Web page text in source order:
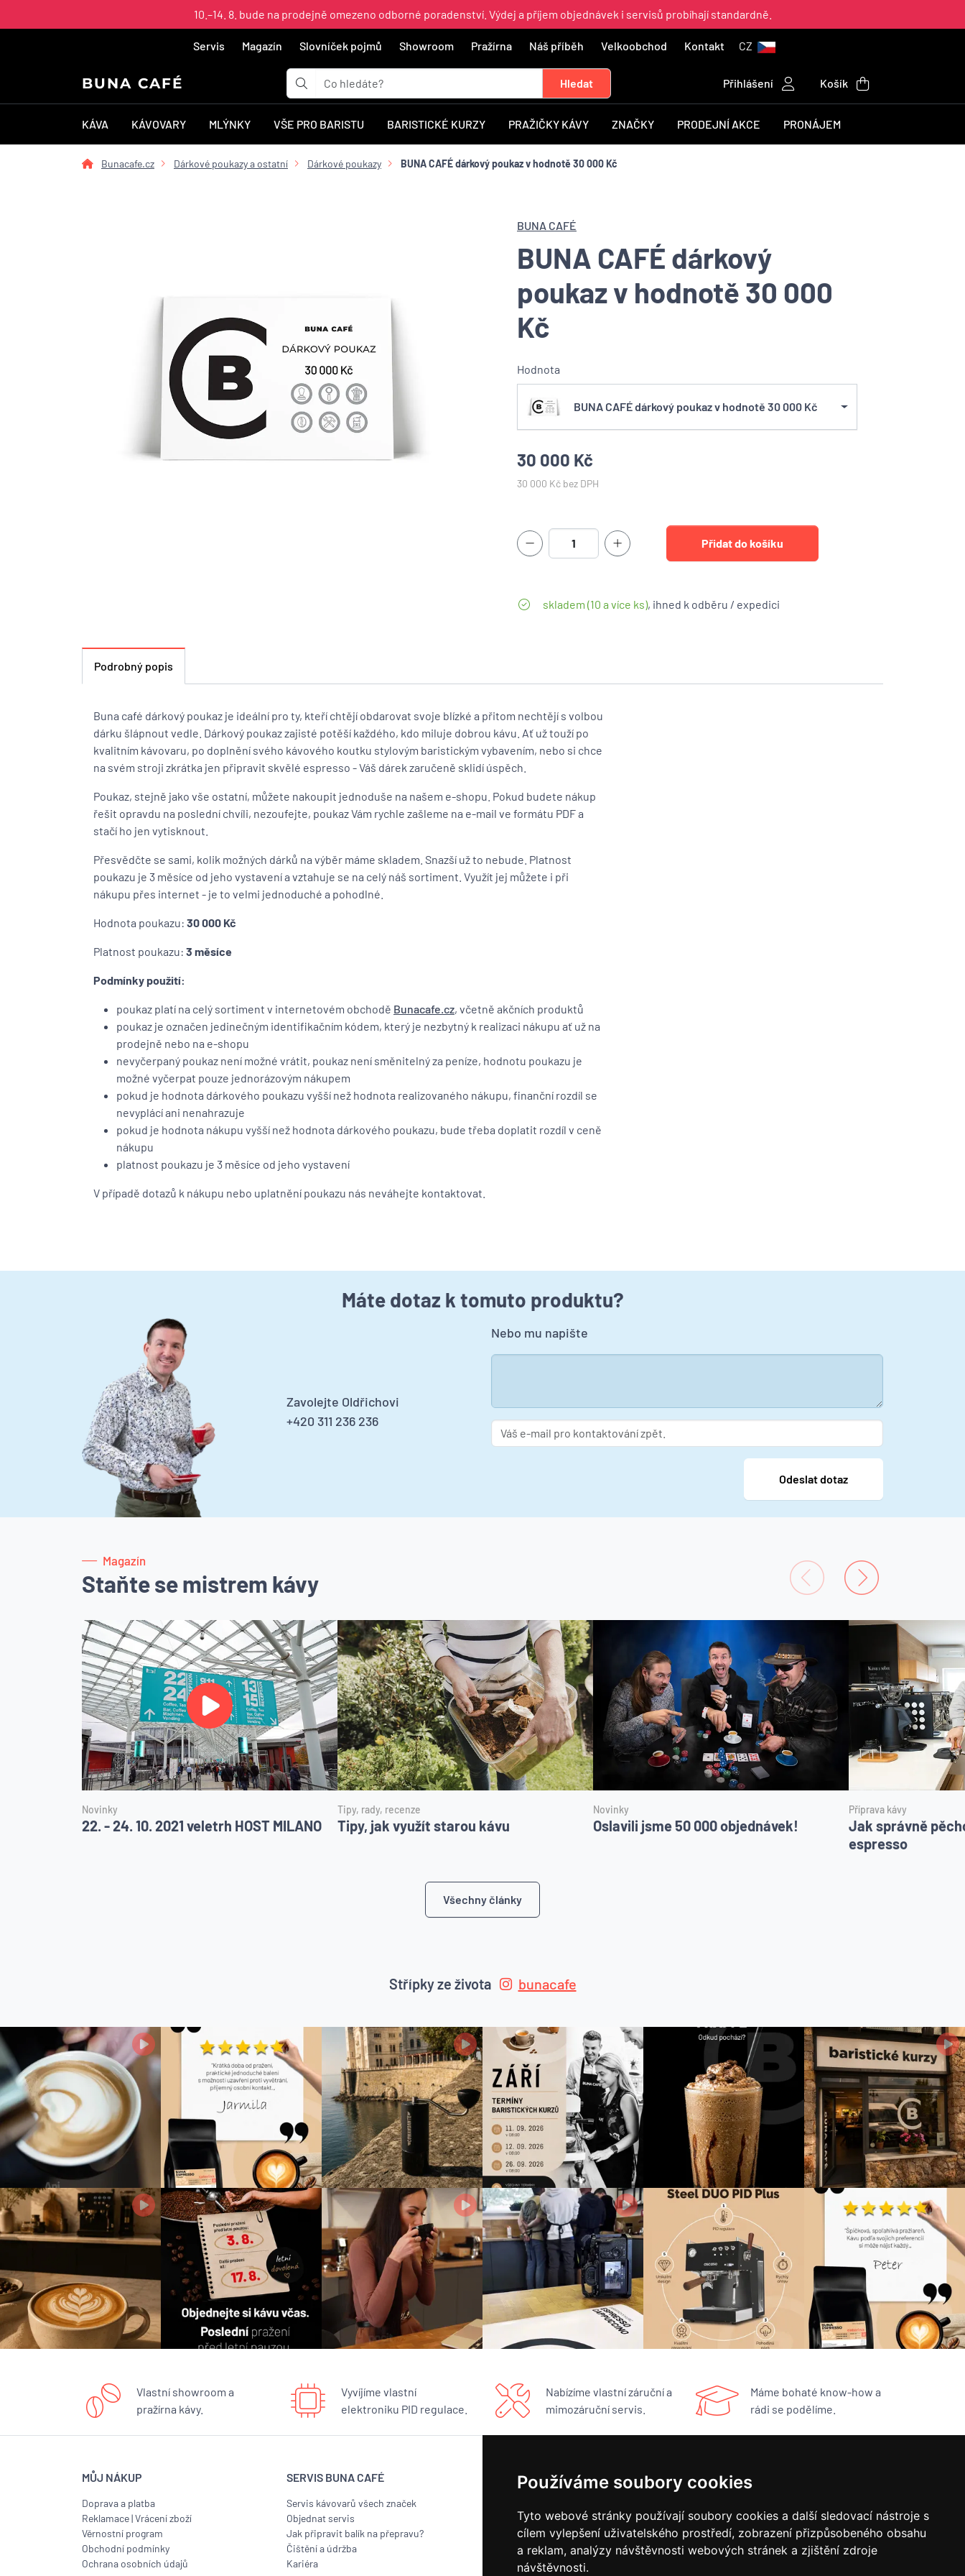
Používáme soubory cookies
Tyto webové stránky používají soubory cookies a další sledovací nástroje s
cílem vylepšení uživatelského prostředí, zobrazení přizpůsobeného obsahu
a reklam, analýzy návštěvnosti webových stránek a zjištění zdroje
návštěvnosti.
10.–14. 8. bude na prodejně omezeno odborné poradenství. Výdej a příjem objednávek i servisů probíhají standardně.
Servis Magazín Slovníček pojmů Showroom Pražírna Náš příběh Velkoobchod Kontakt CZ
BUNA CAFÉ Přihlášení Košík
KÁVA KÁVOVARY MLÝNKY VŠE PRO BARISTU BARISTICKÉ KURZY PRAŽIČKY KÁVY ZNAČKY PRODEJNÍ AKCE PRONÁJEM
Bunacafe.cz Dárkové poukazy a ostatní Dárkové poukazy BUNA CAFÉ dárkový poukaz v hodnotě 30 000 Kč
BUNA CAFÉ
BUNA CAFÉ dárkový
poukaz v hodnotě 30 000
Kč
Hodnota
BUNA CAFÉ dárkový poukaz v hodnotě 30 000 Kč
30 000 Kč
30 000 Kč bez DPH
skladem (10 a více ks), ihned k odběru / expedici
Podrobný popis
Buna café dárkový poukaz je ideální pro ty, kteří chtějí obdarovat svoje blízké a přitom nechtějí s volbou
dárku šlápnout vedle. Dárkový poukaz zajisté potěší každého, kdo miluje dobrou kávu. Ať už touží po
kvalitním kávovaru, po doplnění svého kávového koutku stylovým baristickým vybavením, nebo si chce
na svém stroji zkrátka jen připravit skvělé espresso - Váš dárek zaručeně sklidí úspěch.
Poukaz, stejně jako vše ostatní, můžete nakoupit jednoduše na našem e-shopu. Pokud budete nákup
řešit opravdu na poslední chvíli, nezoufejte, poukaz Vám rychle zašleme na e-mail ve formátu PDF a
stačí ho jen vytisknout.
Přesvědčte se sami, kolik možných dárků na výběr máme skladem. Snazší už to nebude. Platnost
poukazu je 3 měsíce od jeho vystavení a vztahuje se na celý náš sortiment. Využít jej můžete i při
nákupu přes internet - je to velmi jednoduché a pohodlné.
Hodnota poukazu: 30 000 Kč
Platnost poukazu: 3 měsíce
Podmínky použití:
poukaz platí na celý sortiment v internetovém obchodě Bunacafe.cz, včetně akčních produktů
poukaz je označen jedinečným identifikačním kódem, který je nezbytný k realizaci nákupu ať už na
prodejně nebo na e-shopu
nevyčerpaný poukaz není možné vrátit, poukaz není směnitelný za peníze, hodnotu poukazu je
možné vyčerpat pouze jednorázovým nákupem
pokud je hodnota dárkového poukazu vyšší než hodnota realizovaného nákupu, finanční rozdíl se
nevyplácí ani nenahrazuje
pokud je hodnota nákupu vyšší než hodnota dárkového poukazu, bude třeba doplatit rozdíl v ceně
nákupu
platnost poukazu je 3 měsíce od jeho vystavení
V případě dotazů k nákupu nebo uplatnění poukazu nás neváhejte kontaktovat.
Máte dotaz k tomuto produktu?
Zavolejte Oldřichovi
+420 311 236 236
Nebo mu napište
Magazín
Staňte se mistrem kávy
Novinky
22. - 24. 10. 2021 veletrh HOST MILANO
Tipy, rady, recenze
Tipy, jak využít starou kávu
Novinky
Oslavili jsme 50 000 objednávek!
Příprava kávy
Jak správně
espresso
Všechny články
Střípky ze života bunacafe
Vlastní showroom a
pražírna kávy.
Vyvíjíme vlastní
elektroniku PID regulace.
Nabízíme vlastní záruční a
mimozáruční servis.
Máme bohaté know-how a
rádi se podělíme.
MŮJ NÁKUP
Doprava a platba
Reklamace|Vrácení zboží
Věrnostní program
Obchodní podmínky
Ochrana osobních údajů
SERVIS BUNA CAFÉ
Servis kávovarů všech značek
Objednat servis
Jak připravit balík na přepravu?
Čištění a údržba
Kariéra
BUNA CAFÉ
Pražírna
Náš příběh
Kontakt
Odběr novinek
RYCHLÝ KONTAKT
Havlíčkovo náměstí 15/31
252 19 Rudná u Prahy
obchod@bunacafe.cz